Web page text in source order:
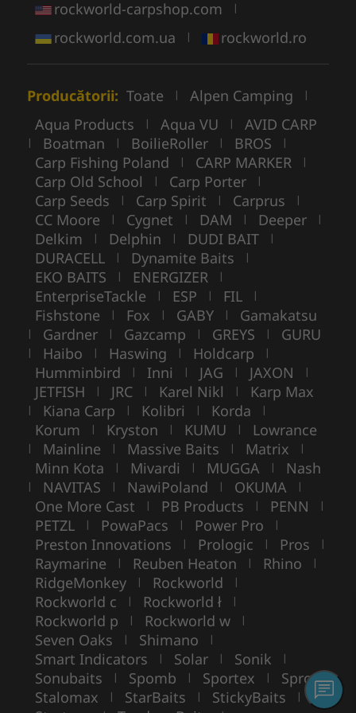
rockworld-carpshop.com |
rockworld.com.ua | rockworld.ro
Producătorii: Toate | Alpen Camping |
Aqua Products | Aqua VU | AVID CARP
| Boatman | BoilieRoller | BROS |
Carp Fishing Poland | CARP MARKER |
Carp Old School | Carp Porter |
Carp Seeds | Carp Spirit | Carprus |
CC Moore | Cygnet | DAM | Deeper |
Delkim | Delphin | DUDI BAIT |
DURACELL | Dynamite Baits |
EKO BAITS | ENERGIZER |
EnterpriseTackle | ESP | FIL |
Fishstone | Fox | GABY | Gamakatsu
| Gardner | Gazcamp | GREYS | GURU
| Haibo | Haswing | Holdcarp |
Humminbird | Inni | JAG | JAXON |
JETFISH | JRC | Karel Nikl | Karp Max
| Kiana Carp | Kolibri | Korda |
Korum | Kryston | KUMU | Lowrance
| Mainline | Massive Baits | Matrix |
Minn Kota | Mivardi | MUGGA | Nash
| NAVITAS | NawiPoland | OKUMA |
One More Cast | PB Products | PENN |
PETZL | PowaPacs | Power Pro |
Preston Innovations | Prologic | Pros |
Raymarine | Reuben Heaton | Rhino |
RidgeMonkey | Rockworld |
Rockworld c | Rockworld ł |
Rockworld p | Rockworld w |
Seven Oaks | Shimano |
Smart Indicators | Solar | Sonik |
Sonubaits | Spomb | Sportex | Spro |
Stalomax | StarBaits | StickyBaits |